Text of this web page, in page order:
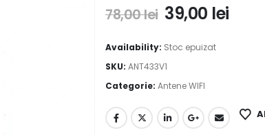
78,00lei 39,00 lei
Availability: Stoc epuizat
SKU: ANT433V1
Categorie: Antene WIFI